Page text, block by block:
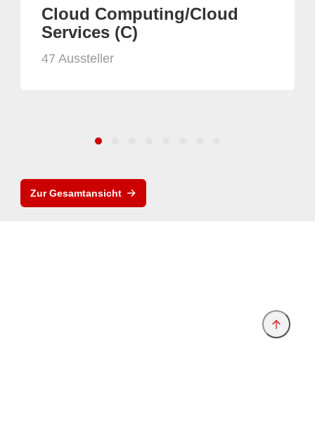
Cloud Computing/Cloud
Services (C)
47 Aussteller
Zur Gesamtansicht